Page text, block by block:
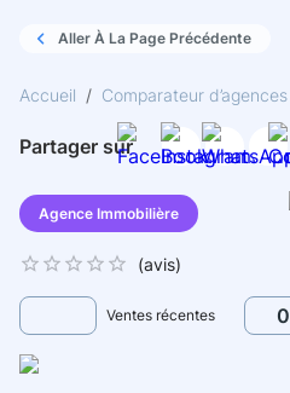
Aller À La Page Précédente
Accueil / Comparateur d’agences
Partager sur
Agence Immobilière
(avis)
Ventes récentes 0